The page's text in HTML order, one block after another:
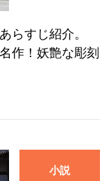
らすじ紹介。
作！妖艶な彫刻
小説